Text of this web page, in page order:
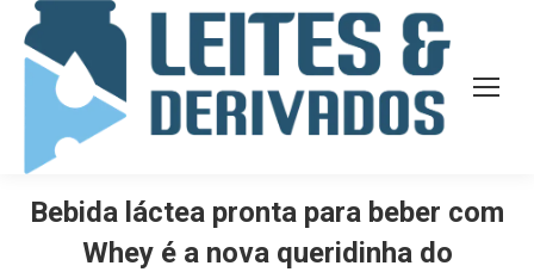
Bebida láctea pronta para beber com
Whey é a nova queridinha do